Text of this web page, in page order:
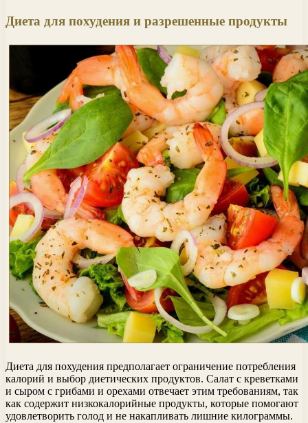
Диета для похудения и разрешенные продукты
Диета для похудения предполагает ограничение потребления
калорий и выбор диетических продуктов. Салат с креветками
и сыром с грибами и орехами отвечает этим требованиям, так
как содержит низкокалорийные продукты, которые помогают
удовлетворить голод и не накапливать лишние килограммы.